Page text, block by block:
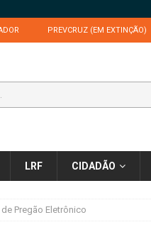
PREVCRUZ (EM EXTINÇÃO)
LRF CIDADÃO
Pregão Eletrônico